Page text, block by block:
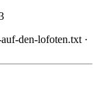
den-lofoten.txt ·